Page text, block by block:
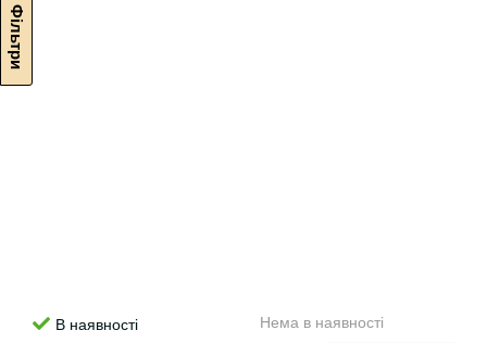
В наявності Нема в наявності